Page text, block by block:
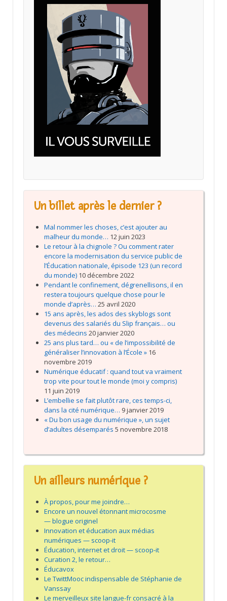
Un billet après le dernier ?
Mal nommer les choses, c’est ajouter au
malheur du monde… 12 juin 2023
Le retour à la chignole ? Ou comment rater
encore la modernisation du service public de
l’Éducation nationale, épisode 123 (un record
du monde) 10 décembre 2022
Pendant le confinement, dégrenellisons, il en
restera toujours quelque chose pour le
monde d’après… 25 avril 2020
15 ans après, les ados des skyblogs sont
devenus des salariés du Slip français… ou
des médecins 20 janvier 2020
25 ans plus tard… ou « de l’impossibilité de
généraliser l’innovation à l’École » 16
novembre 2019
Numérique éducatif : quand tout va vraiment
trop vite pour tout le monde (moi y compris)
11 juin 2019
L’embellie se fait plutôt rare, ces temps-ci,
dans la cité numérique… 9 janvier 2019
« Du bon usage du numérique », un sujet
d’adultes désemparés 5 novembre 2018
Un ailleurs numérique ?
À propos, pour me joindre…
Encore un nouvel étonnant microcosme
— blogue originel
Innovation et éducation aux médias
numériques — scoop-it
Éducation, internet et droit — scoop-it
Curation 2, le retour…
Éducavox
Le TwittMooc indispensable de Stéphanie de
Vanssay
Le merveilleux site langue-fr consacré à la